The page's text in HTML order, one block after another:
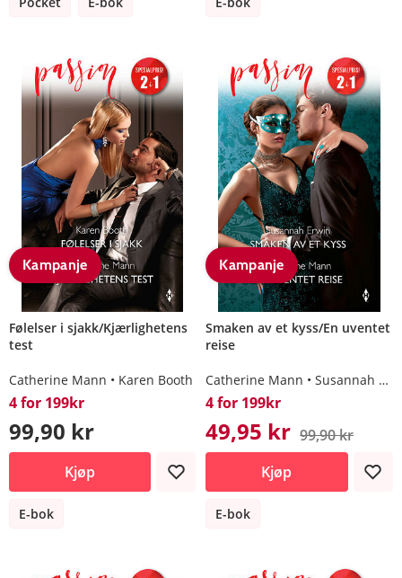
Kampanje
Følelser i sjakk/Kjærlighetens
test
Catherine Mann Karen Booth
4 for 199kr
99,90 kr
Kjøp
E-bok
Kampanje
Smaken av et kyss/En uventet
reise
Catherine Mann Susannah Erwin
4 for 199kr
49,95 kr 99,90 kr
Kjøp
E-bok